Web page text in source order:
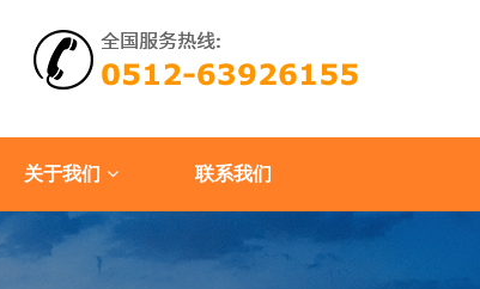
关于我们 联系我们